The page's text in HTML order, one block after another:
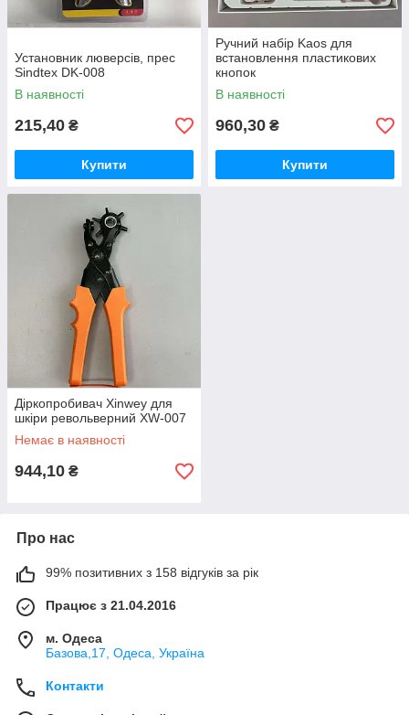
Установник люверсів, прес
Sindtex DK-008
В наявності
215,40 ₴
Купити
Ручний набір Kaos для
встановлення пластикових
кнопок
В наявності
960,30 ₴
Купити
Діркопробивач Xinwey для
шкіри револьверний XW-007
Немає в наявності
944,10 ₴
Про нас
99% позитивних з 158 відгуків за рік
Працює з 21.04.2016
м. Одеса
Базова,17, Одеса, Україна
Контакти